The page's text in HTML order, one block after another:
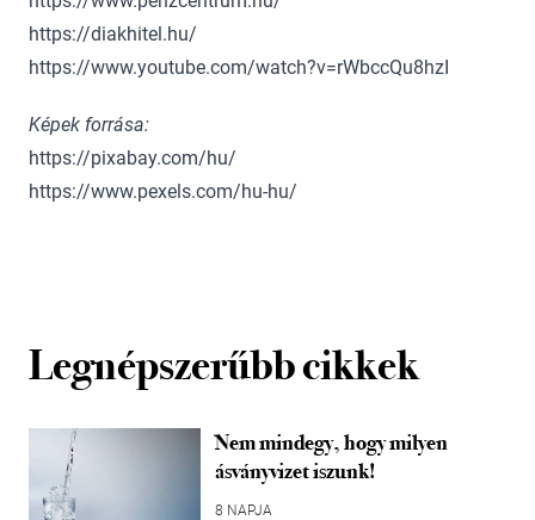
https://diakhitel.hu/
https://www.youtube.com/watch?v=rWbccQu8hzI
Képek forrása:
https://pixabay.com/hu/
https://www.pexels.com/hu-hu/
Legnépszerűbb cikkek
Nem mindegy, hogy milyen
ásványvizet iszunk!
8 NAPJA